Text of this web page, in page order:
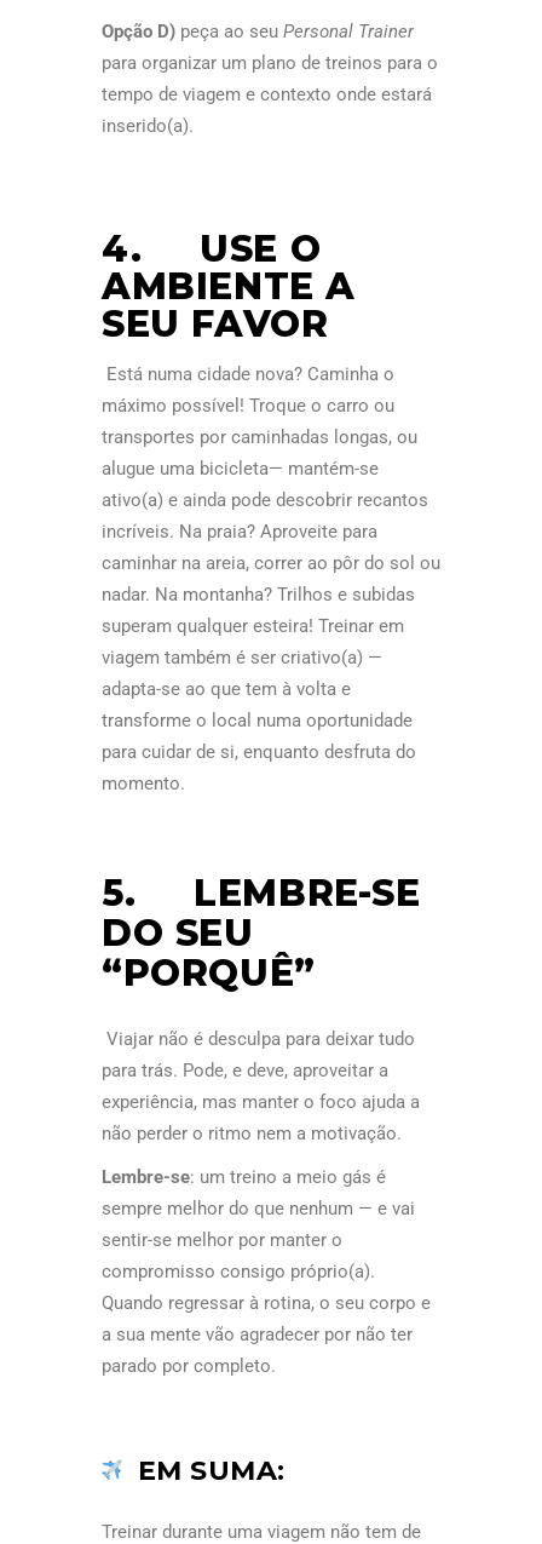
Opção D) peça ao seu Personal Trainer
para organizar um plano de treinos para o
tempo de viagem e contexto onde estará
inserido(a).
4. USE O
AMBIENTE A
SEU FAVOR
Está numa cidade nova? Caminha o
máximo possível! Troque o carro ou
transportes por caminhadas longas, ou
alugue uma bicicleta— mantém-se
ativo(a) e ainda pode descobrir recantos
incríveis. Na praia? Aproveite para
caminhar na areia, correr ao pôr do sol ou
nadar. Na montanha? Trilhos e subidas
superam qualquer esteira! Treinar em
viagem também é ser criativo(a) —
adapta-se ao que tem à volta e
transforme o local numa oportunidade
para cuidar de si, enquanto desfruta do
momento.
5. LEMBRE-SE
DO SEU
“PORQUÊ”
Viajar não é desculpa para deixar tudo
para trás. Pode, e deve, aproveitar a
experiência, mas manter o foco ajuda a
não perder o ritmo nem a motivação.
Lembre-se: um treino a meio gás é
sempre melhor do que nenhum — e vai
sentir-se melhor por manter o
compromisso consigo próprio(a).
Quando regressar à rotina, o seu corpo e
a sua mente vão agradecer por não ter
parado por completo.
EM SUMA:
Treinar durante uma viagem não tem de